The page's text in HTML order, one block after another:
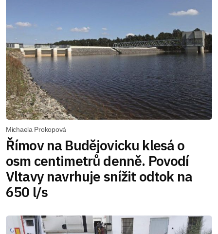
Michaela Prokopová
Římov na Budějovicku klesá o
osm centimetrů denně. Povodí
Vltavy navrhuje snížit odtok na
650 l/s